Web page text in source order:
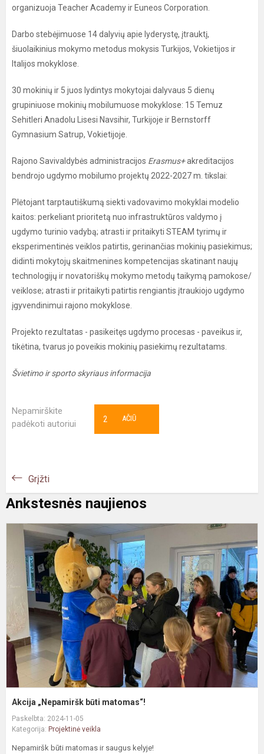
organizuoja Teacher Academy ir Euneos Corporation.
Darbo stebėjimuose 14 dalyvių apie lyderystę, įtrauktį,
šiuolaikinius mokymo metodus mokysis Turkijos, Vokietijos ir
Italijos mokyklose.
30 mokinių ir 5 juos lydintys mokytojai dalyvaus 5 dienų
grupiniuose mokinių mobilumuose mokyklose: 15 Temuz
Sehitleri Anadolu Lisesi Navsihir, Turkijoje ir Bernstorff
Gymnasium Satrup, Vokietijoje.
Rajono Savivaldybės administracijos Erasmus+akreditacijos
bendrojo ugdymo mobilumo projektų 2022-2027 m. tikslai:
Plėtojant tarptautiškumą siekti vadovavimo mokyklai modelio
kaitos: perkeliant prioritetą nuo infrastruktūros valdymo į
ugdymo turinio vadybą; atrasti ir pritaikyti STEAM tyrimų ir
eksperimentinės veiklos patirtis, gerinančias mokinių pasiekimus;
didinti mokytojų skaitmenines kompetencijas skatinant naujų
technologijų ir novatoriškų mokymo metodų taikymą pamokose/
veiklose; atrasti ir pritaikyti patirtis rengiantis įtraukiojo ugdymo
įgyvendinimui rajono mokyklose.
Projekto rezultatas - pasikeitęs ugdymo procesas - paveikus ir,
tikėtina, tvarus jo poveikis mokinių pasiekimų rezultatams.
Švietimo ir sporto skyriaus informacija
Nepamirškite
padėkoti autoriui
AČIŪ
2
Grįžti
Ankstesnės naujienos
Akcija „Nepamiršk būti matomas“!
Paskelbta: 2024-11-05
Kategorija: Projektinė veikla
Nepamiršk būti matomas ir saugus kelyje!